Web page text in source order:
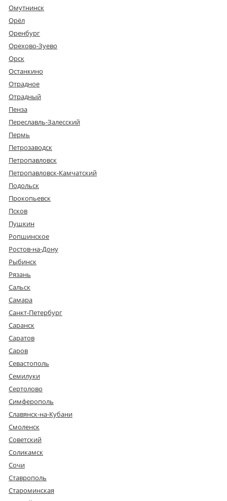
Омутнинск
Орёл
Оренбург
Орехово-Зуево
Орск
Останкино
Отрадное
Отрадный
Пенза
Переславль-Залесский
Пермь
Петрозаводск
Петропавловск
Петропавловск-Камчатский
Подольск
Прокопьевск
Псков
Пушкин
Ропшинское
Ростов-на-Дону
Рыбинск
Рязань
Сальск
Самара
Санкт-Петербург
Саранск
Саратов
Саров
Севастополь
Семилуки
Сертолово
Симферополь
Славянск-на-Кубани
Смоленск
Советский
Соликамск
Сочи
Ставрополь
Староминская